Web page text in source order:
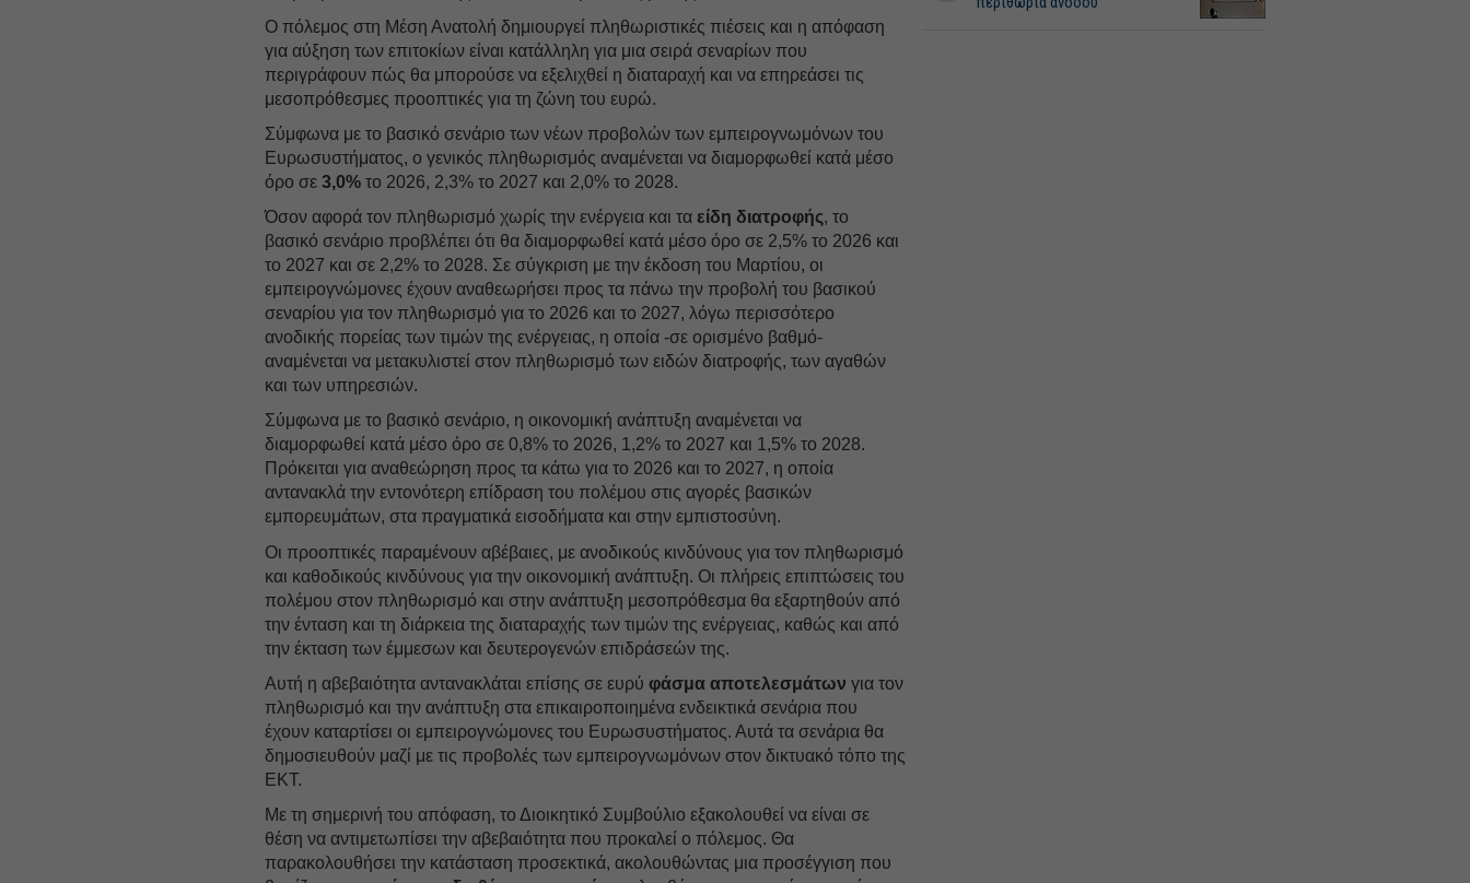
Ο πόλεμος στη Μέση Ανατολή δημιουργεί πληθωριστικές πιέσεις και η απόφαση
για αύξηση των επιτοκίων είναι κατάλληλη για μια σειρά σεναρίων που
περιγράφουν πώς θα μπορούσε να εξελιχθεί η διαταραχή και να επηρεάσει τις
μεσοπρόθεσμες προοπτικές για τη ζώνη του ευρώ.
Σύμφωνα με το βασικό σενάριο των νέων προβολών των εμπειρογνωμόνων του
Ευρωσυστήματος, ο γενικός πληθωρισμός αναμένεται να διαμορφωθεί κατά μέσο
όρο σε3,0% το 2026, 2,3% το 2027 και 2,0% το 2028.
Όσον αφορά τον πληθωρισμό χωρίς την ενέργεια και ταείδη διατροφής, το
βασικό σενάριο προβλέπει ότι θα διαμορφωθεί κατά μέσο όρο σε 2,5% το 2026 και
το 2027 και σε 2,2% το 2028. Σε σύγκριση με την έκδοση του Μαρτίου, οι
εμπειρογνώμονες έχουν αναθεωρήσει προς τα πάνω την προβολή του βασικού
σεναρίου για τον πληθωρισμό για το 2026 και το 2027, λόγω περισσότερο
ανοδικής πορείας των τιμών της ενέργειας, η οποία -σε ορισμένο βαθμό-
αναμένεται να μετακυλιστεί στον πληθωρισμό των ειδών διατροφής, των αγαθών
και των υπηρεσιών.
Σύμφωνα με το βασικό σενάριο, η οικονομική ανάπτυξη αναμένεται να
διαμορφωθεί κατά μέσο όρο σε 0,8% το 2026, 1,2% το 2027 και 1,5% το 2028.
Πρόκειται για αναθεώρηση προς τα κάτω για το 2026 και το 2027, η οποία
αντανακλά την εντονότερη επίδραση του πολέμου στις αγορές βασικών
εμπορευμάτων, στα πραγματικά εισοδήματα και στην εμπιστοσύνη.
Οι προοπτικές παραμένουν αβέβαιες, με ανοδικούς κινδύνους για τον πληθωρισμό
και καθοδικούς κινδύνους για την οικονομική ανάπτυξη. Οι πλήρεις επιπτώσεις του
πολέμου στον πληθωρισμό και στην ανάπτυξη μεσοπρόθεσμα θα εξαρτηθούν από
την ένταση και τη διάρκεια της διαταραχής των τιμών της ενέργειας, καθώς και από
την έκταση των έμμεσων και δευτερογενών επιδράσεών της.
Αυτή η αβεβαιότητα αντανακλάται επίσης σε ευρύφάσμα αποτελεσμάτων για τον
πληθωρισμό και την ανάπτυξη στα επικαιροποιημένα ενδεικτικά σενάρια που
έχουν καταρτίσει οι εμπειρογνώμονες του Ευρωσυστήματος. Αυτά τα σενάρια θα
δημοσιευθούν μαζί με τις προβολές των εμπειρογνωμόνων στον δικτυακό τόπο της
ΕΚΤ.
Με τη σημερινή του απόφαση, το Διοικητικό Συμβούλιο εξακολουθεί να είναι σε
θέση να αντιμετωπίσει την αβεβαιότητα που προκαλεί ο πόλεμος. Θα
παρακολουθήσει την κατάσταση προσεκτικά, ακολουθώντας μια προσέγγιση που